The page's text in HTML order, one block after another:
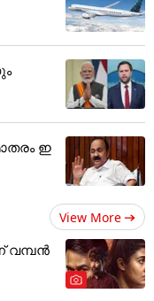
ഇ
View More
വമ്പൻ